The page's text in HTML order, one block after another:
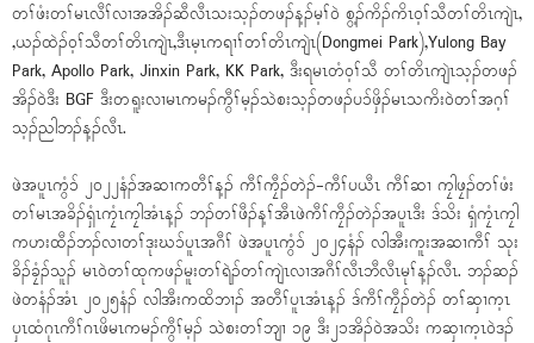
တၢ်ဖံးတၢ်မၤလီၢ်လၢအအိၣ်ဆီလီၤသးသ့ၣ်တဖၣ်န့ၣ်မ့ၢ်ဝဲ စွ့ၣ်ကိၣ်ကိၤဝ့ၢ်သီတၢ်တိၤကျဲၤ,
,ယၣ်ထဲၣ်ဝ့ၢ်သီတၢ်တိၤကျဲၤ,ဒီၤမ့ၤကရၢၢ်တၢ်တိၤကျဲၤ(Dongmei Park),Yulong Bay
Park, Apollo Park, Jinxin Park, KK Park, ဒီးရမၤတံဝ့ၢ်သီ တၢ်တိၤကျဲၤသ့ၣ်တဖၣ်
အိၣ်ဝဲဒီး BGF ဒီးတရူးလၢမၤကမၣ်ကွီၢ်မ့ၣ်သဲစးသ့ၣ်တဖၣ်ပၥ်ဖှိၣ်မၤသကိးဝဲတၢ်အဂ့ၢ်
သ့ၣ်ညါဘၣ်န့ၣ်လီၤ.
ဖဲအပူၤကွံၥ် ၂၀၂၂နံၣ်အဆၢကတီၢ်န့ၣ် ကီၢ်ကၠီၣ်တဲၣ်-ကီၢ်ပယီၤ ကီၢ်ဆၢ ကၠါဖၠၣ်တၢ်ဖံး
တၢ်မၤအခိၣ်ရှံၤကၠံၤကၠါအံၤန့ၣ် ဘၣ်တၢ်ဖီၣ်န့ၢ်အီၤဖဲကီၢ်ကၠီၣ်တဲၣ်အပူၤဒီး ဒ်သိး ရှံကၠံၤကၠါ
ကဟးထီၣ်ဘၣ်လၢတၢ်ဒုးဃၥ်ပူၤအဂီၢ် ဖဲအပူၤကွံၥ် ၂၀၂၄နံၣ် လါအီးကူးအဆၢကီၢ် သုး
ခိၣ်ခၠံၣ်သူၣ် မၤဝဲတၢ်ထုကဖၣ်မူးတၢ်ရဲၣ်တၢ်ကျဲၤလၢအဂီၢ်လီၤဘီလီၤမုၢ်န့ၣ်လီၤ. ဘၣ်ဆၣ်
ဖဲတနံၣ်အံၤ ၂၀၂၅နံၣ် လါအီးကထိဘၢၣ် အတီၢ်ပူၤအံၤန့ၣ် ဒ်ကီၢ်ကၠီၣ်တဲၣ် တၢ်ဆှၢက့ၤ
ပှၤထံဂုၤကီၢ်ဂၤဖိမၤကမၣ်ကွီၢ်မ့ၣ် သဲစးတၢ်ဘျၢ ၁၉ ဒီး၂၁အိၣ်ဝဲအသိး ကဆှၢက့ၤဝဲဒၣ်